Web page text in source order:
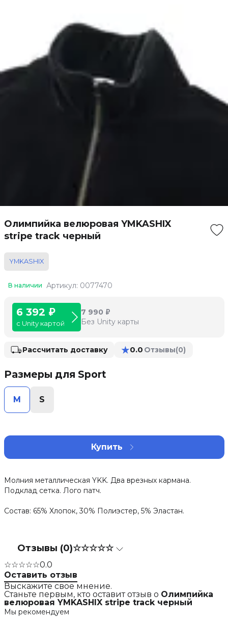
Олимпийка велюровая YMKASHIX
stripe track черный
YMKASHIX
В наличии Артикул: 0077470
6 392 ₽
с Unity картой
7 990 ₽
Без Unity карты
Рассчитать доставку ★0.0 Отзывы(0)
Размеры для Sport
M S
Купить
Молния металлическая YKK. Два врезных кармана.
Подклад сетка. Лого патч.
Состав: 65% Хлопок, 30% Полиэстер, 5% Эластан.
Отзывы (0)☆☆☆☆☆
☆☆☆☆☆0.0
Оставить отзыв
Выскажите свое мнение.
Станьте первым, кто оставит отзыв о Олимпийка
велюровая YMKASHIX stripe track черный
Мы рекомендуем